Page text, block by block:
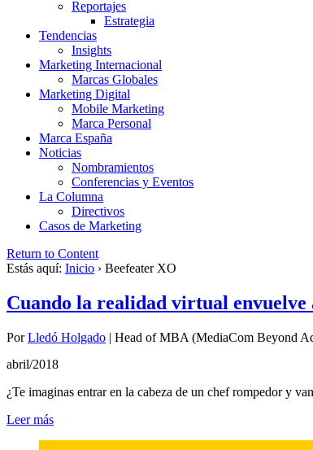
Reportajes
Estrategia
Tendencias
Insights
Marketing Internacional
Marcas Globales
Marketing Digital
Mobile Marketing
Marca Personal
Marca España
Noticias
Nombramientos
Conferencias y Eventos
La Columna
Directivos
Casos de Marketing
Return to Content
Estás aquí: Inicio › Beefeater XO
Cuando la realidad virtual
PorLledó Holgado | Head of MBA (MediaCom Beyond
abril/2018
¿Te imaginas entrar en la cabeza de un chef rompedor y
Leer más